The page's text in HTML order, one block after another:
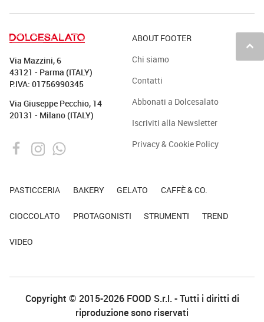
keyboard_arrow_up
Via Mazzini, 6
43121 - Parma (ITALY)
P.IVA: 01756990345
Via Giuseppe Pecchio, 14
20131 - Milano (ITALY)
ABOUT FOOTER
Chi siamo
Contatti
Abbonati a Dolcesalato
Iscriviti alla Newsletter
Privacy & Cookie Policy
PASTICCERIA BAKERY GELATO CAFFÈ & CO.
CIOCCOLATO PROTAGONISTI STRUMENTI TREND
VIDEO
Copyright © 2015-2026 FOOD S.r.l. - Tutti i diritti di
riproduzione sono riservati